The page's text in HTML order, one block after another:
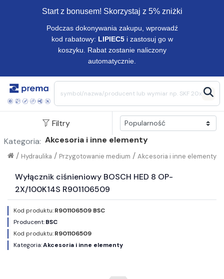
Start z bonusem! Skorzystaj z 5% zniżki
Podczas dokonywania zakupu, wprowadź
kod rabatowy: LIPIEC5 i zastosuj go w
koszyku. Rabat zostanie naliczony
automatycznie.
Filtry
Kategoria: Akcesoria i inne elementy
Akcesoria i inne elementy
/
Przygotowanie medium
/
Hydraulika
/
Wyłącznik ciśnieniowy BOSCH HED 8 OP-
2X/100K14S R901106509
Kod produktu:R901106509 BSC
Producent:BSC
Kod produktu:R901106509
Kategoria:Akcesoria i inne elementy